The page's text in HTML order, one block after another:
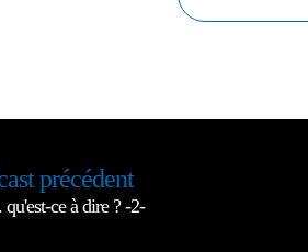
précédent
qu'est-ce à dire ? -2-